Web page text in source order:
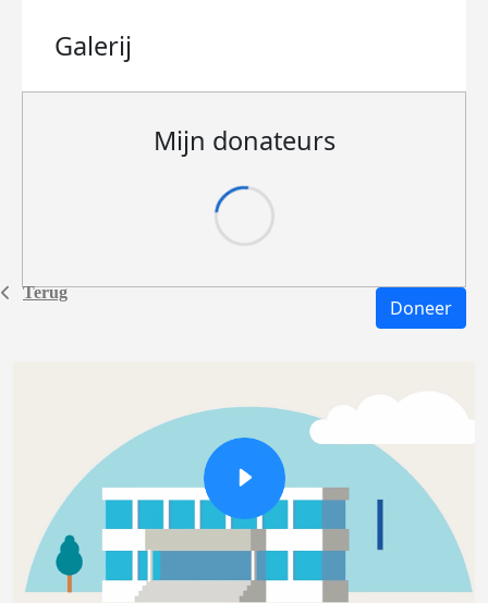
Terug
Galerij
Mijn donateurs
Doneer